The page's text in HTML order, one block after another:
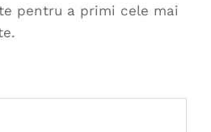
pentru a primi cele mai